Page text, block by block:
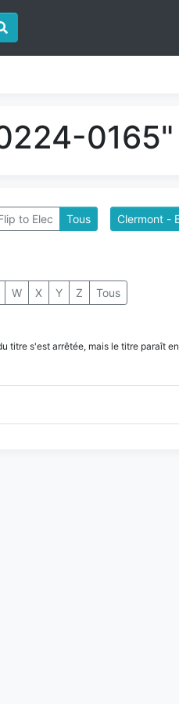
to Elec Tous Clermont -
W X Y Z Tous
titre s'est arrêtée, mais le titre paraît